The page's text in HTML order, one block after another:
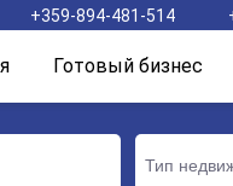
+359-894-481-514
Готовый бизнес
Тип